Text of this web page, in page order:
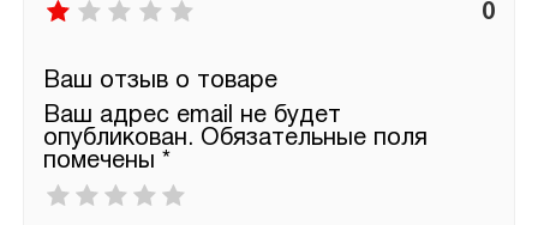
0
Ваш отзыв о товаре
Ваш адрес email не будет
опубликован. Обязательные поля
помечены *
Ваша
оценка